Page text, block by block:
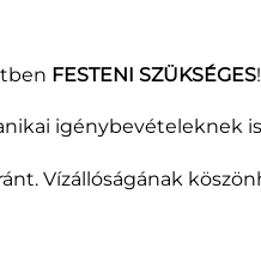
FESTENI SZÜKSÉGES!
igénybevételeknek
Vízállóságának